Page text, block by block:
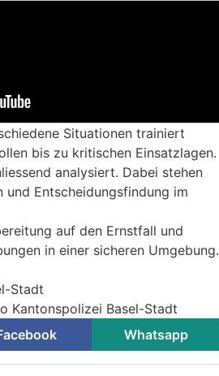
Situationen trainiert
bis zu kritischen Einsatzlagen.
analysiert. Dabei stehen
und Entscheidungsfindung im
auf den Ernstfall und
in einer sicheren Umgebung.
Stadt
Kantonspolizei Basel-Stadt
Whatsapp